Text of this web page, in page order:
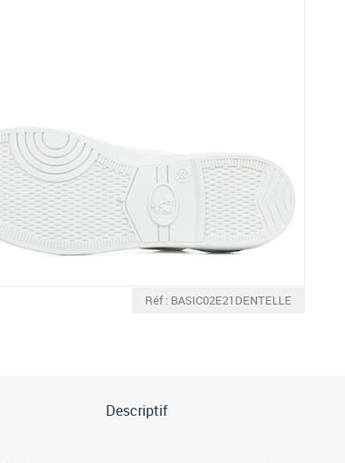
Réf : BASIC02E21DENTELLE
Descriptif